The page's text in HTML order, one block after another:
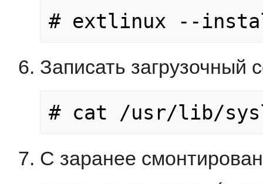
# extlinux --
Записать загрузочный
# cat /usr/lib/
С заранее